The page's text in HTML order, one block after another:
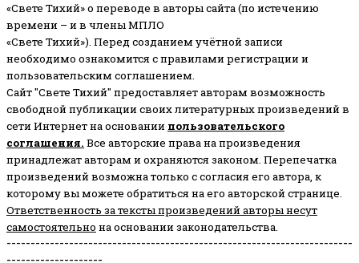
«Свете Тихий» о переводе в авторы сайта (по истечению
времени – и в члены МПЛО
«Свете Тихий»). Перед созданием учётной записи
необходимо ознакомится с правилами регистрации и
пользовательским соглашением.
Сайт "Свете Тихий" предоставляет авторам возможность
свободной публикации своих литературных произведений в
сети Интернет на основании пользовательского
соглашения. Все авторские права на произведения
принадлежат авторам и охраняются законом. Перепечатка
произведений возможна только с согласия его автора, к
которому вы можете обратиться на его авторской странице.
Ответственность за тексты произведений авторы несут
самостоятельно на основании законодательства.
------------------------------------------------------------------------
--------------------